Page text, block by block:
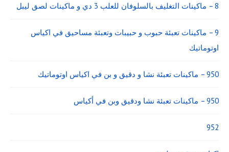
8 – ماكينات التغليف بالسلوفان للعلب 3 دي و ماكينات لصق ليبل
9 – ماكينات تعبئة حبوب و حبيبات وتعبئة مساحيق في اكياس
اوتوماتيك
950 – ماكينات تعبئة نشا و دقيق و بن في اكياس اوتوماتيك
950 – ماكينات تعبئة نشا ودقيق وبن في أكياس
952